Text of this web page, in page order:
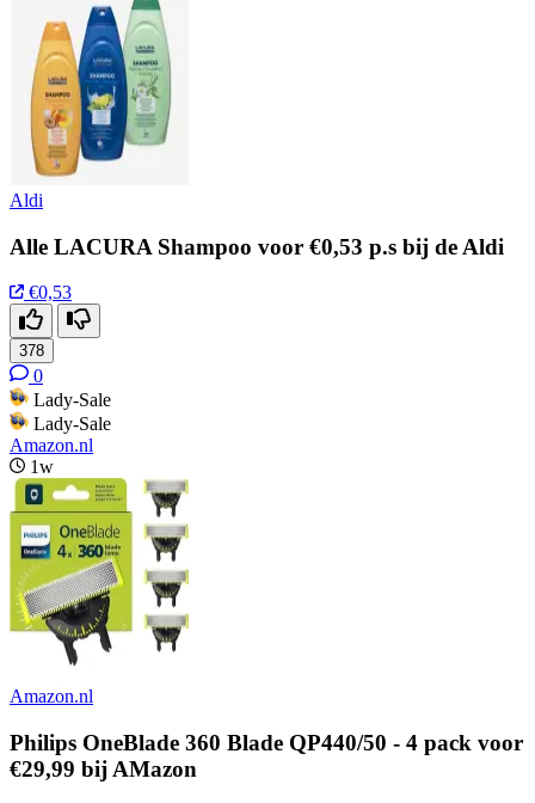
Aldi
Alle LACURA Shampoo voor €0,53 p.s bij de Aldi
€0,53
378
0
Lady-Sale
Lady-Sale
Amazon.nl
1w
Amazon.nl
Philips OneBlade 360 Blade QP440/50 - 4 pack voor
€29,99 bij AMazon